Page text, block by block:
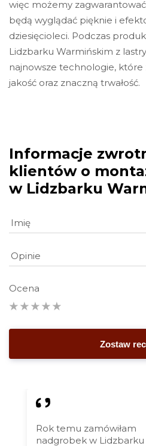
więc możemy
będą wyglądać pięknie i
dziesięcioleci. Podczas
Lidzbarku Warmińskim z
najnowsze technologie, które
jakość oraz znaczną trwałość.
Informacje
klientów o
w Lidzbarku
Ocena
Rok temu zamówiłam
nadgrobek w Lidzbarku